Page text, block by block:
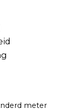
meter